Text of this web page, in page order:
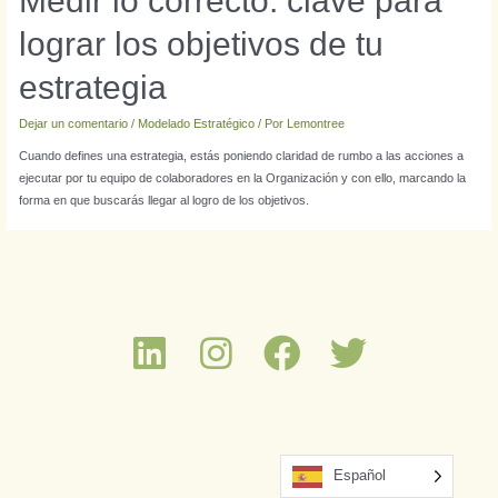
lograr los objetivos de tu
estrategia
Dejar un comentario / Modelado Estratégico/ Por Lemontree
Cuando defines una estrategia, estás poniendo claridad de rumbo a las acciones a
ejecutar por tu equipo de colaboradores en la Organización y con ello, marcando la
forma en que buscarás llegar al logro de los objetivos.
Español